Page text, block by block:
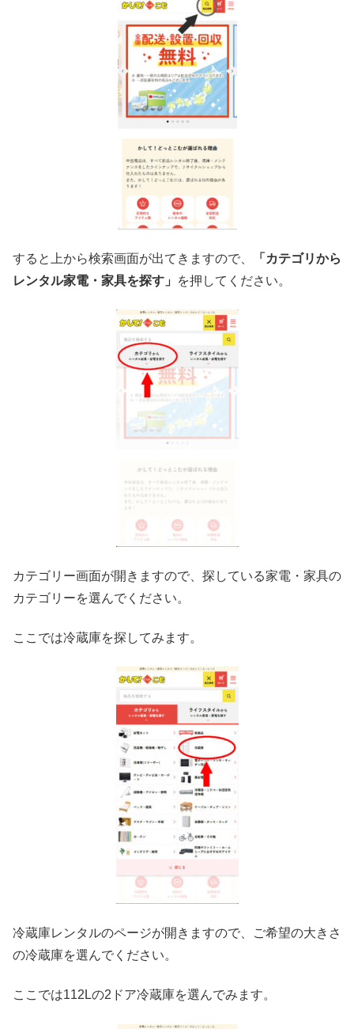
すると上から検索画面が出てきますので、
「カテゴリから
レンタル家電・家具を探す」
を押してください。
カテゴリー画面が開きますので、探している家電・家具の
カテゴリーを選んでください。
ここでは冷蔵庫を探してみます。
冷蔵庫レンタルのページが開きますので、ご希望の大きさ
の冷蔵庫を選んでください。
ここでは112Lの2ドア冷蔵庫を選んでみます。